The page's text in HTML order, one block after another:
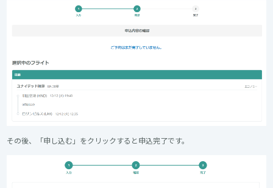
その後、「申し込む」をクリックすると申込完了です。